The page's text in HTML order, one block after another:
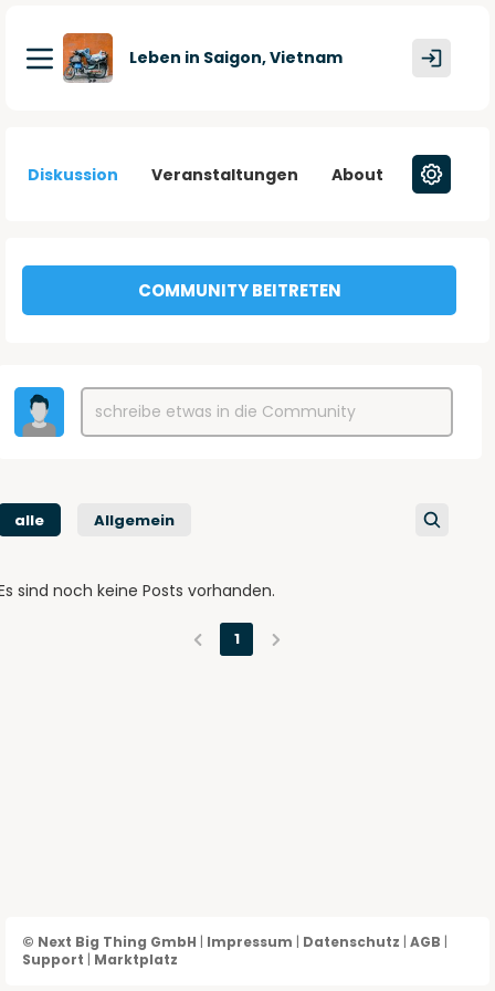
Leben in Saigon, Vietnam
Diskussion Veranstaltungen About
COMMUNITY BEITRETEN
alle Allgemein
sind noch keine Posts vorhanden.
1
© Next Big Thing GmbH | Impressum | Datenschutz | AGB |
Support | Marktplatz